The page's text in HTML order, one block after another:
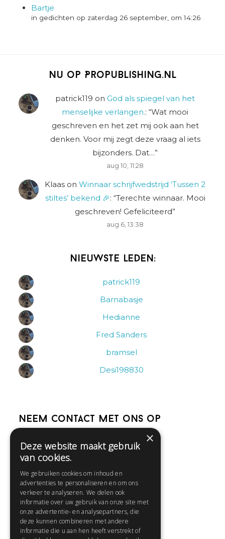
Bartje
in gedichten op zaterdag 26 september, om 14:26
Nu op Propublishing.nl
patrick119 on God als spiegel van het
menselijke verlangen.: “Wat mooi
geschreven en het zet mij ook aan het
denken. Voor mij zegt deze vraag al iets
bijzonders. Dat…”
aug 10, 11:28
Klaas on Winnaar schrijfwedstrijd ‘Tussen 2
stiltes’ bekend 🎉: “Terechte winnaar. Mooi
geschreven! Gefeliciteerd”
aug 6, 13:38
Nieuwste leden:
patrick119
Barnabasje
Hedianne
Fred Sanders
bramsel
Desi198830
Neem contact met ons op
Help
Contact
Huisregels
Snel naar:
×
Deze website maakt gebruik
van cookies.
We gebruiken cookies om inhoud en
advertenties te personaliseren en om ons
verkeer te analyseren. We delen ook
informatie over uw gebruik van onze site met
onze advertentie- en analysepartners, die
deze kunnen combineren met andere
informatie die u aan hen heeft verstrekt of